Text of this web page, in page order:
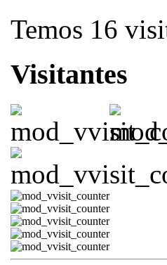
Temos 16
Visitantes